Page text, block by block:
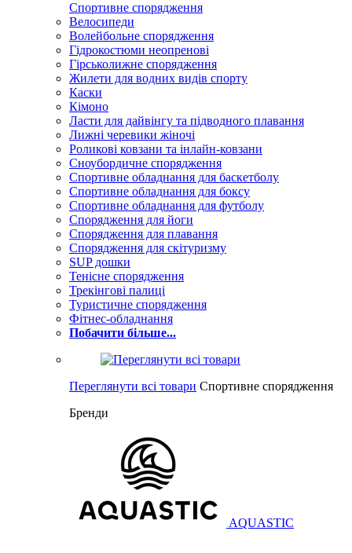
Спортивне спорядження
Велосипеди
Волейбольне спорядження
Гідрокостюми неопренові
Гірськолижне спорядження
Жилети для водних видів спорту
Каски
Кімоно
Ласти для дайвінгу та підводного плавання
Лижні черевики жіночі
Роликові ковзани та інлайн-ковзани
Сноубордичне спорядження
Спортивне обладнання для баскетболу
Спортивне обладнання для боксу
Спортивне обладнання для футболу
Спорядження для йоги
Спорядження для плавання
Спорядження для скітуризму
SUP дошки
Тенісне спорядження
Трекінгові палиці
Туристичне спорядження
Фітнес-обладнання
Побачити більше...
Переглянути всі товари Спортивне спорядження
Бренди
AQUASTIC